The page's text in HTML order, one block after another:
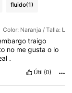
fluido(1)
Color: Naranja / Talla: L
traigo
no megustao lo
.
Útil (0)